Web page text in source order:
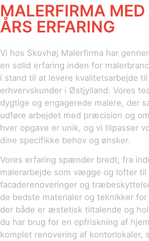
MALERFIRMA
ÅRS ERFARING
Vi hos Skovhøj Malerfirma har
en solid erfaring inden for
i stand til at levere kvalitetsarbejde
erhvervskunder i Østjylland. Vores
dygtige og engagerede malere, der
udføre arbejdet med præcision og
hver opgave er unik, og vi tilpasser
dine specifikke behov og ønsker.
Vores erfaring spænder bredt, fra
malerarbejde som vægge og lofter til
facaderenoveringer og
de bedste materialer og teknikker
der både er æstetisk tiltalende og
du har brug for en opfriskning af
komplet renovering af kontorlokaler,